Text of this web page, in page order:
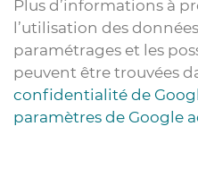
Plus d’informations à
l’utilisation des
paramétrages et les
peuvent être trouvées
confidentialité de
paramètres de Google